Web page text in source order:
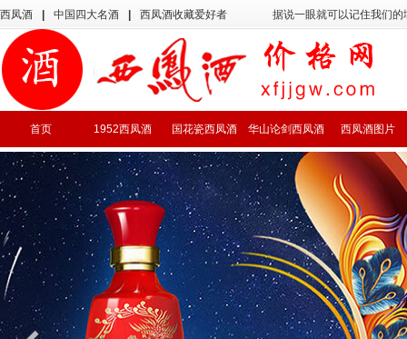
西凤酒 中国四大名酒 西凤酒收藏爱好者 据说一眼就可以记住我们
首页 1952西凤酒 国花瓷西凤酒 华山论剑西凤酒 西凤酒图片